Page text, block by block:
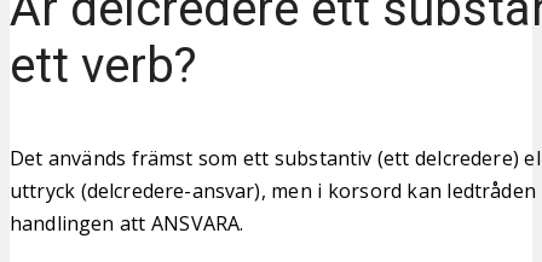
ett verb?
Det används främst som ett substantiv (ett delcredere)
uttryck (delcredere-ansvar), men i korsord kan
handlingen att ANSVARA.